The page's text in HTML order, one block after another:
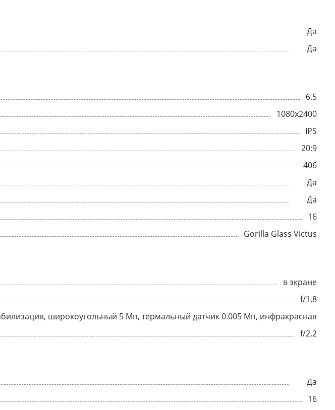
Да
Да
6.5
1080x2400
IPS
20:9
406
Да
Да
16
Gorilla Glass Victus
в экране
f/1.8
широкоугольный 5 Мп, термальный датчик 0.005 Мп, инфракрасная
f/2.2
Да
16